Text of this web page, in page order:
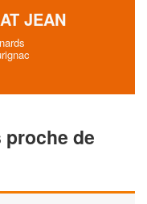
JEAN
proche de